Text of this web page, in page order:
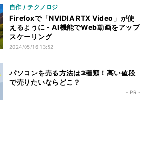
自作 / テクノロジ
Firefoxで「NVIDIA RTX Video」が使
えるように - AI機能でWeb動画をアップ
スケーリング
2024/05/16 13:52
パソコンを売る方法は3種類！高い値段
で売りたいならどこ？
- PR -